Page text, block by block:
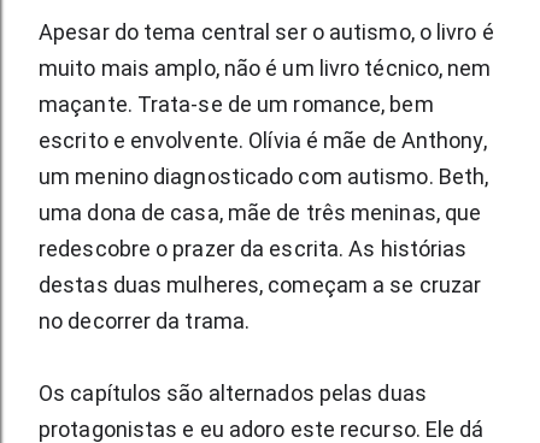
Apesar do tema central ser o autismo, o livro é
muito mais amplo, não é um livro técnico, nem
maçante. Trata-se de um romance, bem
escrito e envolvente. Olívia é mãe de Anthony,
um menino diagnosticado com autismo. Beth,
uma dona de casa, mãe de três meninas, que
redescobre o prazer da escrita. As histórias
destas duas mulheres, começam a se cruzar
no decorrer da trama.
Os capítulos são alternados pelas duas
protagonistas e eu adoro este recurso. Ele dá